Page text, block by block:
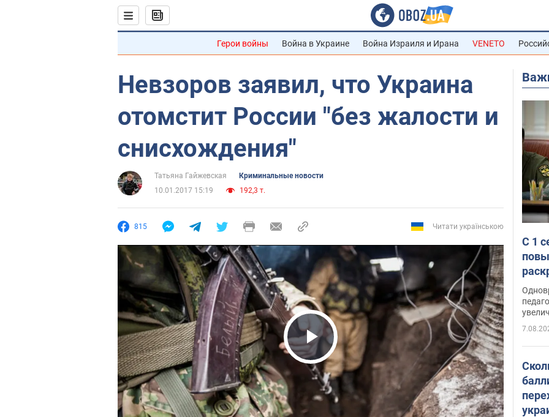
Герои войны Война в Украине Война Израиля и Ирана VENETO
Невзоров заявил, что Украина
отомстит России "без жалости и
снисхождения"
Татьяна Гайжевская
Криминальные новости
10.01.2017 15:19
192,3 т.
815 Читати українською
Play Video
С 1